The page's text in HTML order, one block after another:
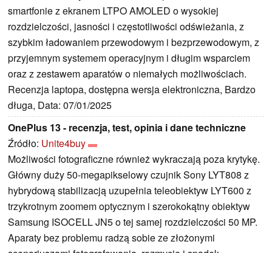
smartfonie z ekranem LTPO AMOLED o wysokiej
rozdzielczości, jasności i częstotliwości odświeżania, z
szybkim ładowaniem przewodowym i bezprzewodowym, z
przyjemnym systemem operacyjnym i długim wsparciem
oraz z zestawem aparatów o niemałych możliwościach.
Recenzja laptopa, dostępna wersja elektroniczna, Bardzo
długa, Data: 07/01/2025
OnePlus 13 - recenzja, test, opinia i dane techniczne
Źródło: Unite4buy
Możliwości fotograficzne również wykraczają poza krytykę.
Główny duży 50-megapikselowy czujnik Sony LYT808 z
hybrydową stabilizacją uzupełnia teleobiektyw LYT600 z
trzykrotnym zoomem optycznym i szerokokątny obiektyw
Samsung ISOCELL JN5 o ​​tej samej rozdzielczości 50 MP.
Aparaty bez problemu radzą sobie ze złożonymi